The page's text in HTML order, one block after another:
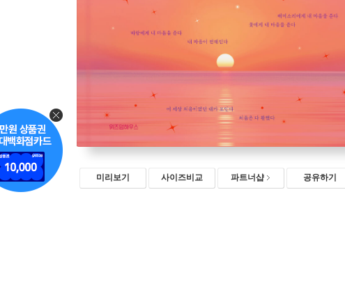
미리보기 사이즈비교 파트너샵 공유하기